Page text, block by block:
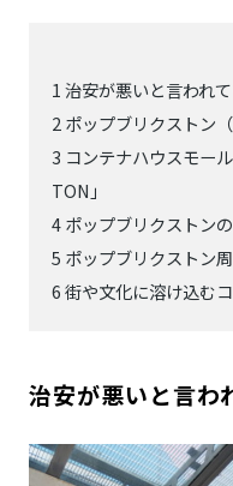
1治安が悪いと言われ
2ポップブリクストン
3 コンテナハウスモー
TON」
4ポップブリクストン
5 ポップブリクストン
6街や文化に溶け込む
治安が悪いと言わ